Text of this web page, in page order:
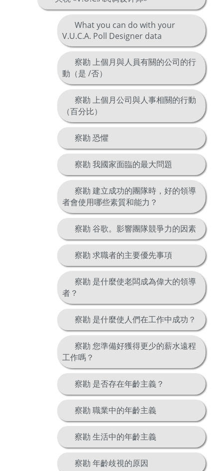
What you can do with your
V.U.C.A. Poll Designer data
察勘 上個月與人員有關的公司的行
動（是 /否）
察勘 上個月公司與人事相關的行動
（百分比）
察勘 恐懼
察勘 我國家面臨的最大問題
察勘 建立成功的團隊時，好的領導
者會使用哪些素質和能力？
察勘 谷歌。影響團隊競爭力的因素
察勘 求職者的主要優先事項
察勘 是什麼使老闆成為偉大的領導
者？
察勘 是什麼使人們在工作中成功？
察勘 您準備好獲得更少的薪水遠程
工作嗎？
察勘 是否存在年齡主義？
察勘 職業中的年齡主義
察勘 生活中的年齡主義
察勘 年齡歧視的原因